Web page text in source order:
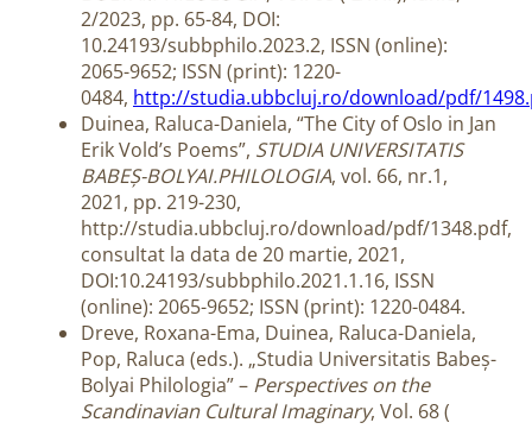
2/2023, pp. 65-84, DOI:
10.24193/subbphilo.2023.2, ISSN (online):
2065-9652; ISSN (print): 1220-
0484, http://studia.ubbcluj.ro/download/pdf/
Duinea, Raluca-Daniela, “The City of Oslo in Jan
Erik Vold’s Poems”, STUDIA UNIVERSITATIS
BABEȘ-BOLYAI.PHILOLOGIA, vol. 66, nr.1,
2021, pp. 219-230,
http://studia.ubbcluj.ro/download/pdf/1348.pdf,
consultat la data de 20 martie, 2021,
DOI:10.24193/subbphilo.2021.1.16, ISSN
(online): 2065-9652; ISSN (print): 1220-0484.
Dreve, Roxana-Ema, Duinea, Raluca-Daniela,
Pop, Raluca (eds.). „Studia Universitatis Babeș-
Bolyai Philologia” – Perspectives on the
Scandinavian Cultural Imaginary, Vol. 68 (